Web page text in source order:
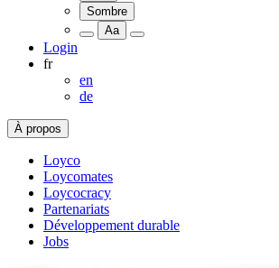
Sombre
Aa
Login
fr
en
de
À propos
Loyco
Loycomates
Loycocracy
Partenariats
Développement durable
Jobs